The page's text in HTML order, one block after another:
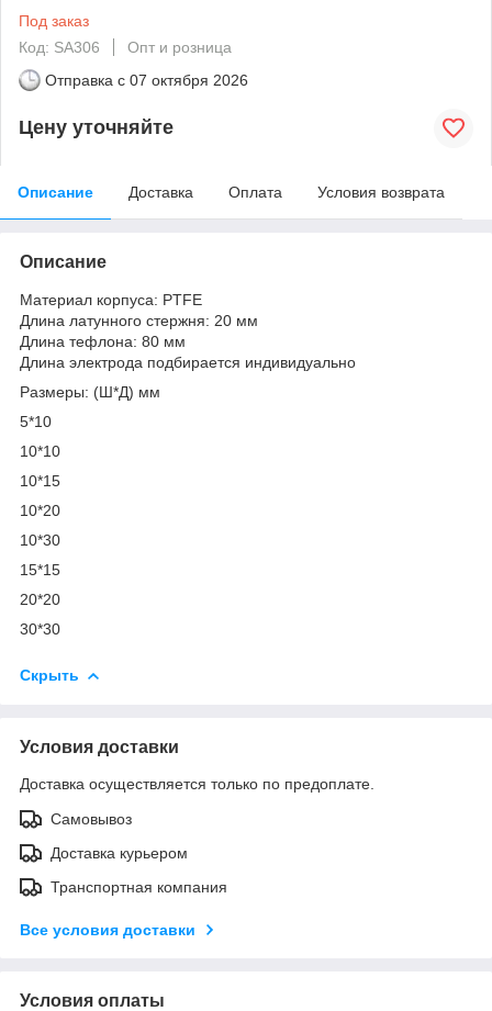
Под заказ
Код: SA306
Опт и розница
Отправка с 07 октября 2026
Цену уточняйте
Описание Доставка Оплата Условия возврата
Описание
Материал корпуса: PTFE
Длина латунного стержня: 20 мм
Длина тефлона: 80 мм
Длина электрода подбирается индивидуально
Размеры: (Ш*Д) мм
5*10
10*10
10*15
10*20
10*30
15*15
20*20
30*30
Скрыть
Условия доставки
Доставка осуществляется только по предоплате.
Самовывоз
Доставка курьером
Транспортная компания
Все условия доставки
Условия оплаты